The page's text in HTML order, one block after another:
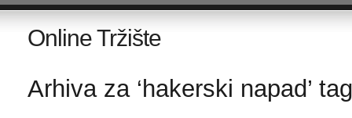
Online Tržište
Arhiva za ‘hakerski napad’ tag